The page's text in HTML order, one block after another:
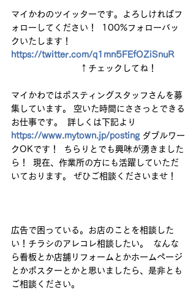
マイかわのツイッターです。よろしければフ
ォローしてください！  100%フォローバッ
クいたします！
https://twitter.com/q1mn5FEfOZiSnuR
↑チェックしてね！
マイかわではポスティングスタッフさんを募
集しています。 空いた時間にささっとできる
お仕事です。  詳しくは下記より
https://www.mytown.jp/posting ダブルワー
クOKです！  ちらりとでも興味が湧きました
ら！  現在、作業所の方にも活躍していただ
いております。 ぜひご相談くださいませ！
広告で困っている。お店のことを相談した
い！チラシのアレコレ相談したい。  なんな
ら看板とか店舗リフォームとかホームページ
とかポスターとかと思いましたら、是非とも
ご相談ください。